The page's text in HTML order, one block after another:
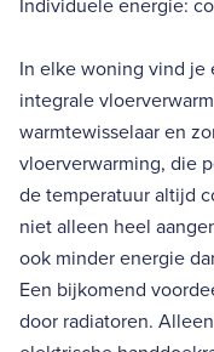
Individuele energie:
In elke woning vind
integrale
warmtewisselaar en
vloerverwarming, die
de temperatuur altijd
niet alleen heel
ook minder energie
Een bijkomend
door radiatoren.